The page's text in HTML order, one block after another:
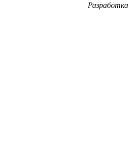
Разработка